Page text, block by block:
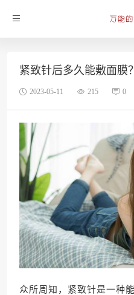
紧致针后多久能敷面膜？
2023-05-11 215 0
众所周知，紧致针是一种